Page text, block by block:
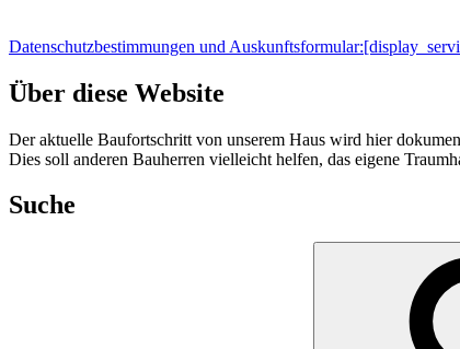
Datenschutzbestimmungen und Auskunftsformular:
Über diese Website
Der aktuelle Baufortschritt von unserem Haus wird hier
Dies soll anderen Bauherren vielleicht helfen, das eigene
Suche